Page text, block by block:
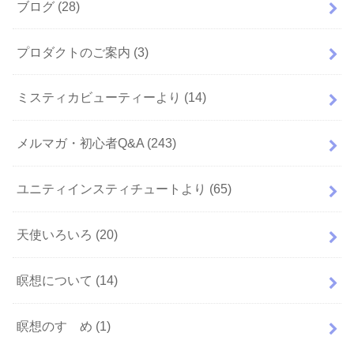
ブログ (28)
プロダクトのご案内 (3)
ミスティカビューティーより (14)
メルマガ・初心者Q&A (243)
ユニティインスティチュートより (65)
天使いろいろ (20)
瞑想について (14)
瞑想のすゝめ (1)